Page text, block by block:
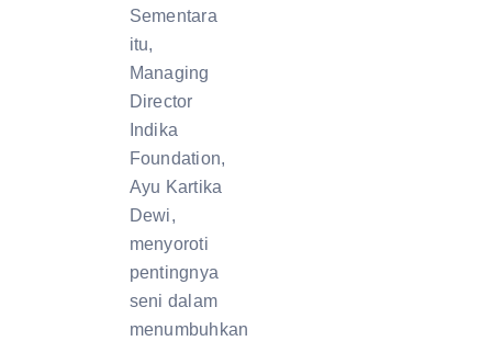
Sementara
itu,
Managing
Director
Indika
Foundation,
Ayu Kartika
Dewi,
menyoroti
pentingnya
seni dalam
menumbuhkan